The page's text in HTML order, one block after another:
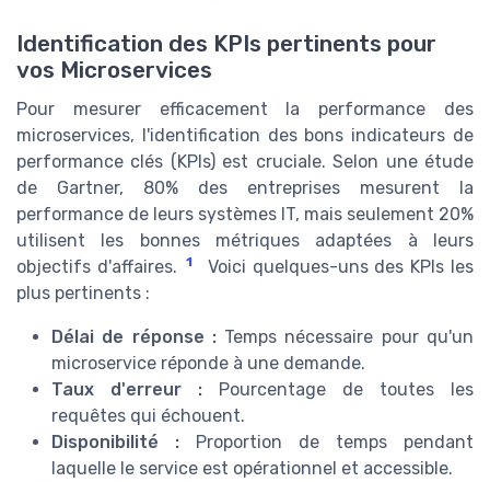
Identification des KPIs pertinents pour
vos Microservices
Pour mesurer efficacement la performance des
microservices, l'identification des bons indicateurs de
performance clés (KPIs) est cruciale. Selon une étude
de Gartner, 80% des entreprises mesurent la
performance de leurs systèmes IT, mais seulement 20%
utilisent les bonnes métriques adaptées à leurs
objectifs d'affaires.
1
Voici quelques-uns des KPIs les
plus pertinents :
Délai de réponse :Temps nécessaire pour qu'un
microservice réponde à une demande.
Taux d'erreur : Pourcentage de toutes les
requêtes qui échouent.
Disponibilité : Proportion de temps pendant
laquelle le service est opérationnel et accessible.